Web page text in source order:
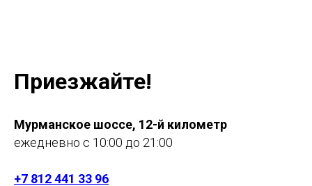
Приезжайте!
Мурманское шоссе, 12-й километр
ежедневно с 10:00 до 21:00
+7 812 441 33 96